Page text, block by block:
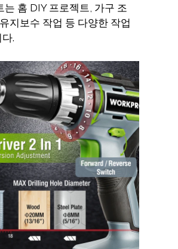
는 홈 DIY 프로젝트, 가구 조
지보수 작업 등 다양한 작업
.